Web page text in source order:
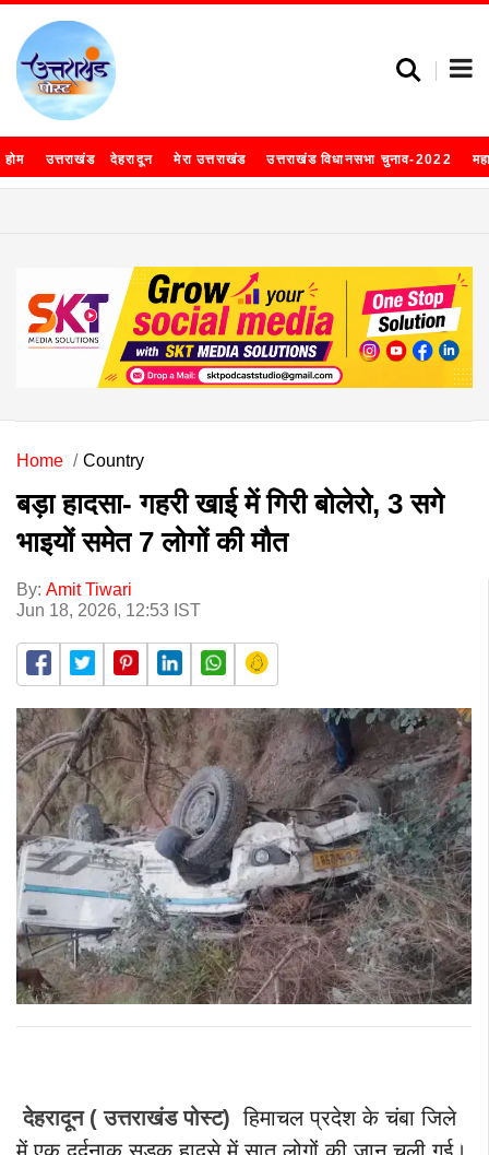
होम उत्तराखंड देहरादून मेरा उत्तराखंड उत्तराखंड विधानसभा चुनाव-2022
Home Country
बड़ा हादसा- गहरी खाई में गिरी बोलेरो, 3 सगे
भाइयों समेत 7 लोगों की मौत
By: Amit Tiwari
Jun 18, 2026, 12:53 IST
देहरादून ( उत्तराखंड पोस्ट) हिमाचल प्रदेश के चंबा जिले